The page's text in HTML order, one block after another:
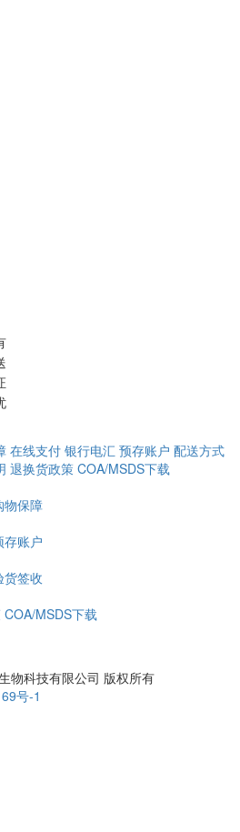
在线支付 银行电汇 预存账户 配送方式
退换货政策 COA/MSDS下载
物保障
存账户
货签收
COA/MSDS下载
物科技有限公司 版权所有
号-1